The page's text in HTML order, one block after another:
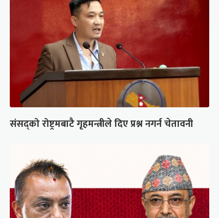
संसद्को रोष्ट्रमबाटै गृहमन्त्रीले दिए प्रश्न नगर्न चेतावनी